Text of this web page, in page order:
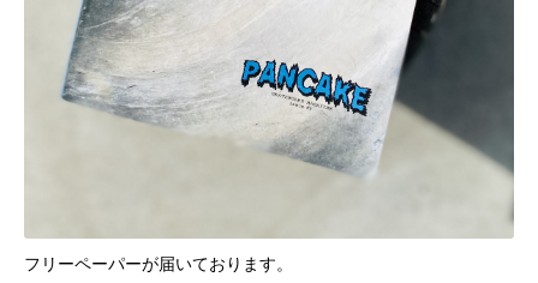
フリーペーパーが届いております。